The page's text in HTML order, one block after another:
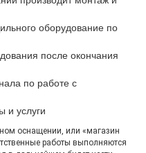
оборудование по
после окончания
по работе с
и услуги
оснащении, или «магазин
работы выполняются